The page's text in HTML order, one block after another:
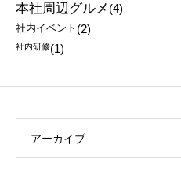
本社周辺グルメ (4)
社内イベント (2)
社内研修(1)
アーカイブ